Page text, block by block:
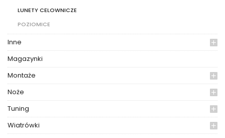
LUNETY CELOWNICZE
POZIOMICE
Inne
Magazynki
Montaże
Noże
Tuning
Wiatrówki